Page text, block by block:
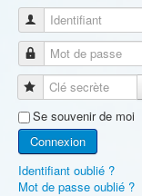
Identifiant
Mot de passe
Clé secrète
Se souvenir de moi
Connexion
Identifiant oublié ?
Mot de passe oublié ?